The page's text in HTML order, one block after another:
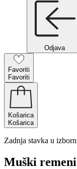
Odjava
Favoriti
Favoriti
Košarica
Košarica
Zadnja stavka u
Muški remeni